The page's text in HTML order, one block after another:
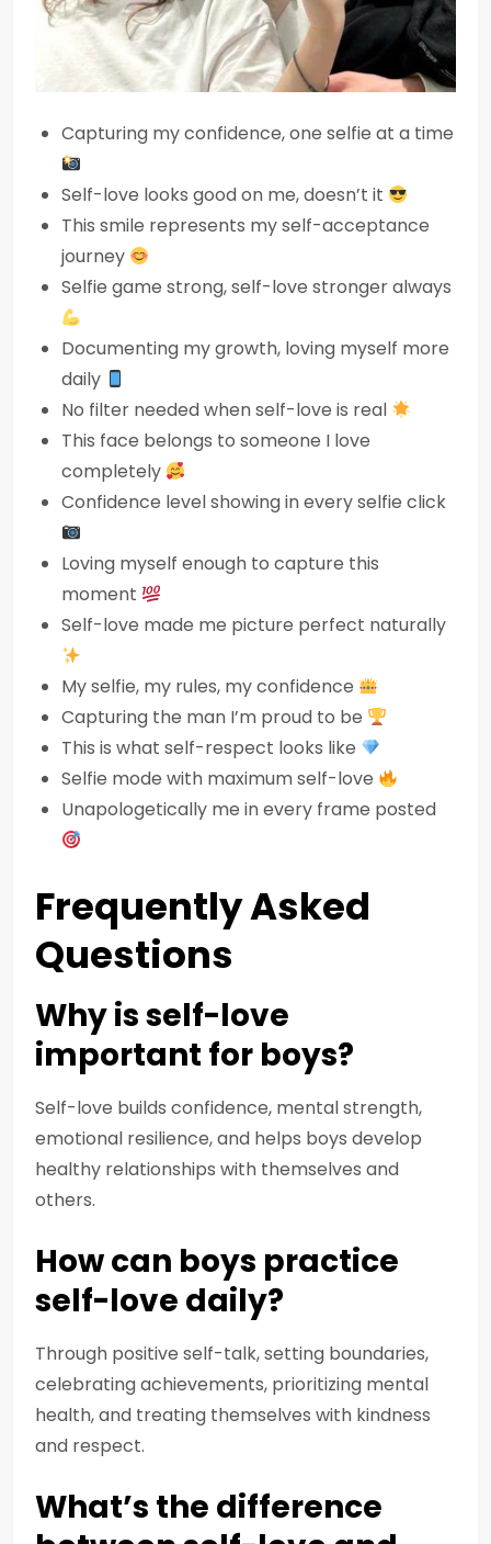
Capturing my confidence, one selfie at a time
Self-love looks good on me, doesn’t it
This smile represents my self-acceptance
journey
Selfie game strong, self-love stronger always
Documenting my growth, loving myself more
daily
No filter needed when self-love is real
This face belongs to someone I love
completely
Confidence level showing in every selfie click
Loving myself enough to capture this
moment
Self-love made me picture perfect naturally
My selfie, my rules, my confidence
Capturing the man I’m proud to be
This is what self-respect looks like
Selfie mode with maximum self-love
Unapologetically me in every frame posted
Frequently Asked
Questions
Why is self-love
important for boys?
Self-love builds confidence, mental strength,
emotional resilience, and helps boys develop
healthy relationships with themselves and
others.
How can boys practice
self-love daily?
Through positive self-talk, setting boundaries,
celebrating achievements, prioritizing mental
health, and treating themselves with kindness
and respect.
What’s the difference